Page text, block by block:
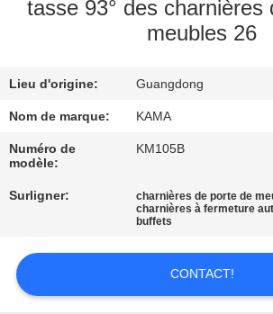
QUALITÉ
CONTACTEZ-
UNE
CITATION
tasse 93° des charnières
meubles 26
Lieu d'origine: Guangdong
Nom de marque: KAMA
Numéro de
modèle:
KM105B
Surligner: charnières de porte de
charnières à fermeture
buffets
CONTACT!